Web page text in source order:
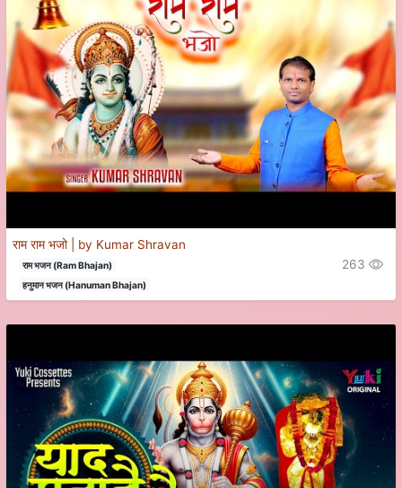
राम राम भजो | by Kumar Shravan
राम भजन (Ram Bhajan)
हनुमान भजन (Hanuman Bhajan)
263